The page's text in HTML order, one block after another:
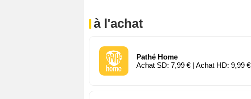
à l'achat
Pathé Home
Achat SD: 7,99 € | Achat HD: 9,99 €